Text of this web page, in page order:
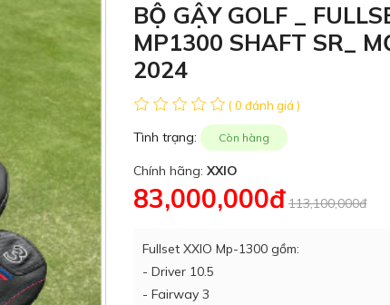
BỘ GẬY GOLF _
MP1300 SHAFT SR_
2024
( 0 đánh giá )
Tình trạng: Còn hàng
Chính hãng: XXIO
83,000,000đ 113,100,000đ
Fullset XXIO Mp-1300 gồm:
- Driver 10.5
- Fairway 3